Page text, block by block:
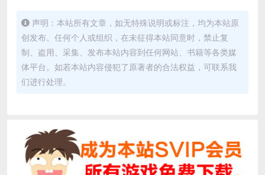
声明：本站所有文章，如无特殊说明或标注，均为本站原
创发布。任何个人或组织，在未征得本站同意时，禁止复
制、盗用、采集、发布本站内容到任何网站、书籍等各类媒
体平台。如若本站内容侵犯了原著者的合法权益，可联系我
们进行处理。